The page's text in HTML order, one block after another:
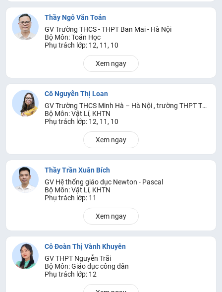
Thầy Ngô Văn Toản
GV Trường THCS - THPT Ban Mai - Hà Nội
Bộ Môn: Toán Học
Phụ trách lớp: 12, 11, 10
Xem ngay
Cô Nguyễn Thị Loan
GV Trường THCS Minh Hà – Hà Nội , trường THPT Thạch Thất Hà Nội
Bộ Môn: Vật Lí, KHTN
Phụ trách lớp: 12, 11, 10
Xem ngay
Thầy Trần Xuân Bích
GV Hệ thống giáo dục Newton - Pascal
Bộ Môn: Vật Lí, KHTN
Phụ trách lớp: 11
Xem ngay
Cô Đoàn Thị Vành Khuyên
GV THPT Nguyễn Trãi
Bộ Môn: Giáo dục công dân
Phụ trách lớp: 12